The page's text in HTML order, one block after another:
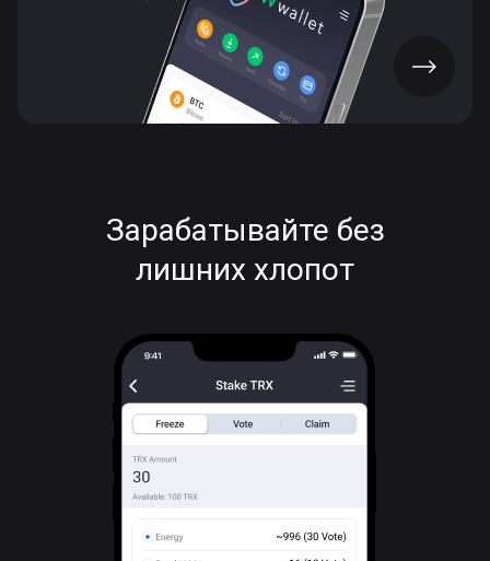
СКАЧАТЬ ПРИЛОЖЕНИЕ
Зарабатывайте без
лишних хлопот